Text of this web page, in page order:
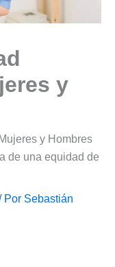
y
y Hombres
de una equidad de
Por Sebastián